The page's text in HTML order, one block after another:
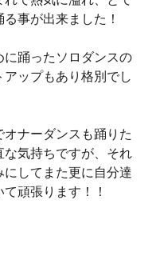
事が出来ました！
に踊ったソロダンスの
アップもあり格別でし
ナーダンスも踊りた
な気持ちですが、それ
にしてまた更に自分達
頑張ります！！